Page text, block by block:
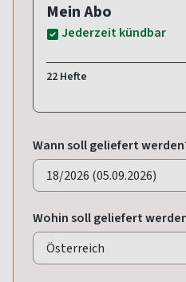
Mein Abo
Jederzeit kündbar
22 Hefte
Wann soll geliefert
Wohin soll geliefert